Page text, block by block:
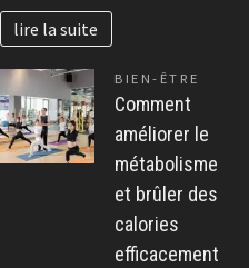
lire la suite
BIEN-ÊTRE
Comment
améliorer le
métabolisme
et brûler des
calories
efficacement